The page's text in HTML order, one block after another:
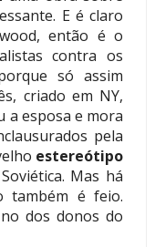
E é claro
então é o
contra os
só assim
criado em NY,
a esposa e mora
pela
estereótipo
Mas há
também é feio.
dos donos do